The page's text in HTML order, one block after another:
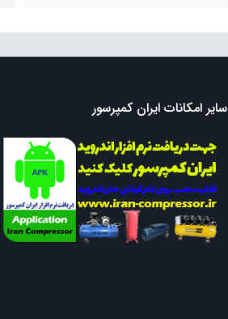
سایر امکانات ایران کمپرسور